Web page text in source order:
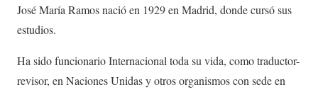
José María Ramos nació en 1929 en Madrid, donde cursó sus
estudios.
Ha sido funcionario Internacional toda su vida, como traductor-
revisor, en Naciones Unidas y otros organismos con sede en